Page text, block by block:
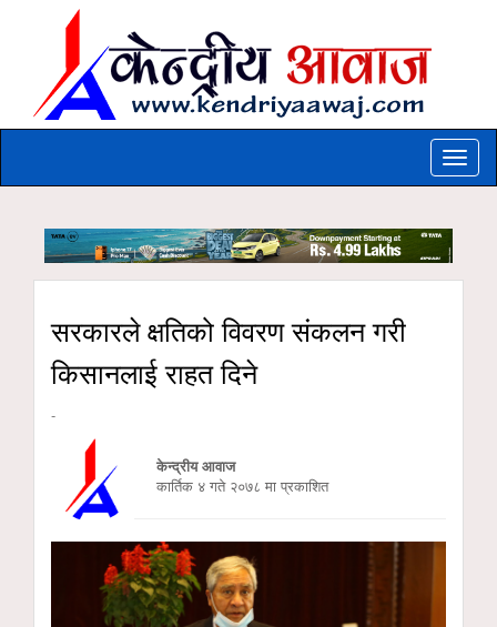
Toggle
सरकारले क्षतिको विवरण संकलन गरी
किसानलाई राहत दिने
-
केन्द्रीय आवाज
कार्तिक ४ गते २०७८ मा प्रकाशित